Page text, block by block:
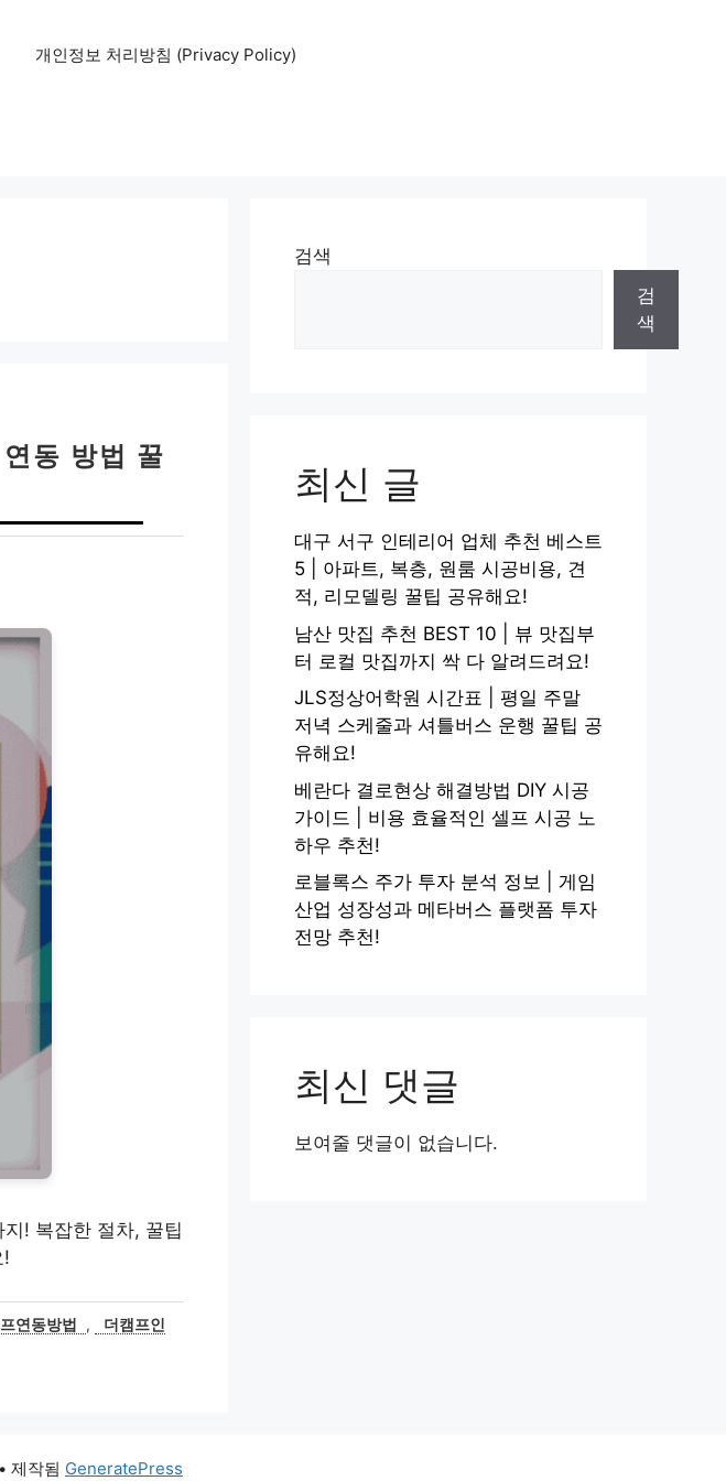
개인정보 처리방침 (Privacy Policy)
동 방법 꿀
! 복잡한 절차, 꿀팁
!
연동방법 ,
더캠프인
검색
검
색
최신 글
대구 서구 인테리어 업체 추천 베스트
5 | 아파트, 복층, 원룸 시공비용, 견
적, 리모델링 꿀팁 공유해요!
남산 맛집 추천 BEST 10 | 뷰 맛집부
터 로컬 맛집까지 싹 다 알려드려요!
JLS정상어학원 시간표 | 평일 주말
저녁 스케줄과 셔틀버스 운행 꿀팁 공
유해요!
베란다 결로현상 해결방법 DIY 시공
가이드 | 비용 효율적인 셀프 시공 노
하우 추천!
로블록스 주가 투자 분석 정보 | 게임
산업 성장성과 메타버스 플랫폼 투자
전망 추천!
최신 댓글
보여줄 댓글이 없습니다.
• 제작됨 GeneratePress